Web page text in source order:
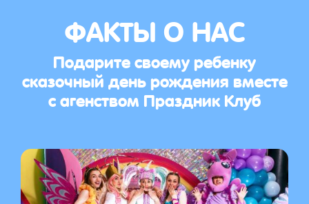
ФАКТЫ О НАС
Подарите своему ребенку
сказочный день рождения вместе
с агенством Праздник Клуб